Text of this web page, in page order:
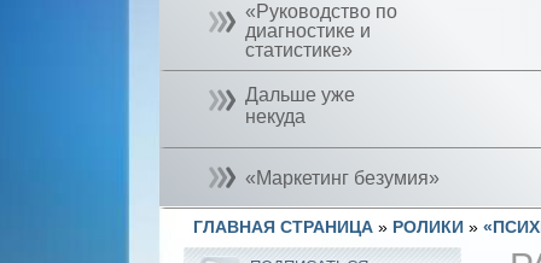
«Руководство по
диагностике и
статистике»
Дальше уже
некуда
«Маркетинг безумия»
ГЛАВНАЯ СТРАНИЦА » РОЛИКИ »